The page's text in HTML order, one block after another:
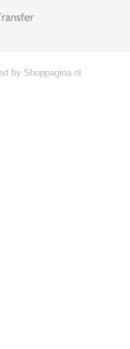
by Shoppagina.nl